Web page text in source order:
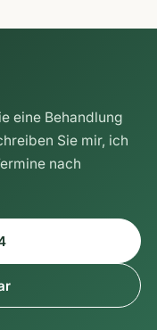
eine Behandlung
Sie mir, ich
nach